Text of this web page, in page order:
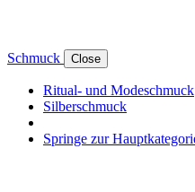
Schmuck Close
Ritual- und Modeschmuck
Silberschmuck
Springe zur